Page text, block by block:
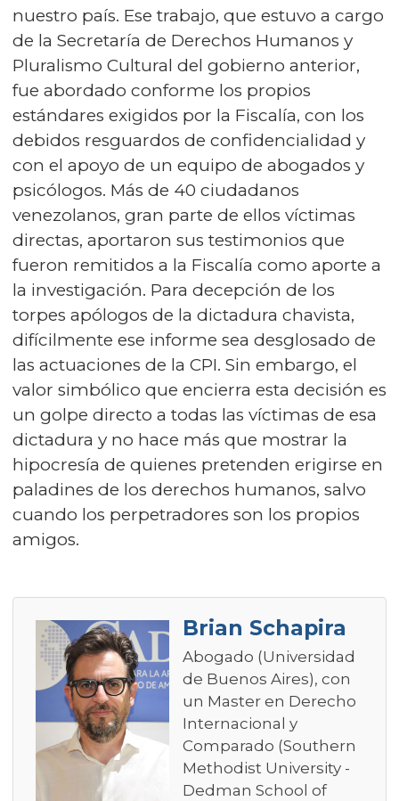
nuestro país. Ese trabajo, que estuvo a cargo
de la Secretaría de Derechos Humanos y
Pluralismo Cultural del gobierno anterior,
fue abordado conforme los propios
estándares exigidos por la Fiscalía, con los
debidos resguardos de confidencialidad y
con el apoyo de un equipo de abogados y
psicólogos. Más de 40 ciudadanos
venezolanos, gran parte de ellos víctimas
directas, aportaron sus testimonios que
fueron remitidos a la Fiscalía como aporte a
la investigación. Para decepción de los
torpes apólogos de la dictadura chavista,
difícilmente ese informe sea desglosado de
las actuaciones de la CPI. Sin embargo, el
valor simbólico que encierra esta decisión es
un golpe directo a todas las víctimas de esa
dictadura y no hace más que mostrar la
hipocresía de quienes pretenden erigirse en
paladines de los derechos humanos, salvo
cuando los perpetradores son los propios
amigos.
Brian Schapira
Abogado (Universidad
de Buenos Aires), con
un Master en Derecho
Internacional y
Comparado (Southern
Methodist University -
Dedman School of